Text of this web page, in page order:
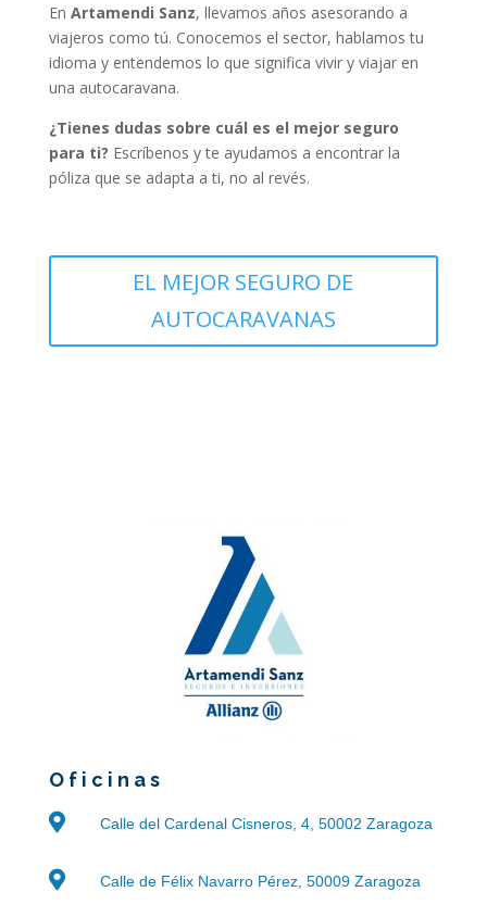
En Artamendi Sanz, llevamos años asesorando a
viajeros como tú. Conocemos el sector, hablamos tu
idioma y entendemos lo que significa vivir y viajar en
una autocaravana.
¿Tienes dudas sobre cuál es el mejor seguro
para ti? Escríbenos y te ayudamos a encontrar la
póliza que se adapta a ti, no al revés.
EL MEJOR SEGURO DE
AUTOCARAVANAS
Oficinas

Calle del Cardenal Cisneros, 4, 50002 Zaragoza
 Calle de Félix Navarro Pérez, 50009 Zaragoza